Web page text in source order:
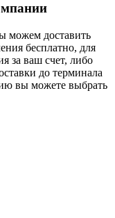
можем доставить
бесплатно, для
за ваш счет, либо
до терминала
вы можете выбрать